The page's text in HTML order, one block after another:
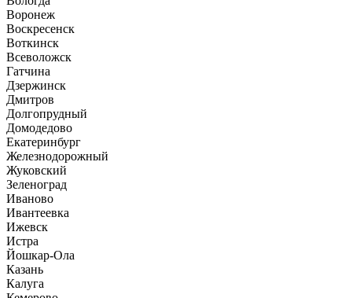
Воронеж
Воскресенск
Воткинск
Всеволожск
Гатчина
Дзержинск
Дмитров
Долгопрудный
Домодедово
Екатеринбург
Железнодорожный
Жуковский
Зеленоград
Иваново
Ивантеевка
Ижевск
Истра
Йошкар-Ола
Казань
Калуга